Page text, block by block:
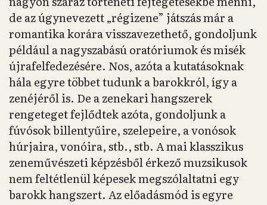
de az úgynevezett „régizene” játszás már a
romantika korára visszavezethető, gondoljunk
például a nagyszabású oratóriumok és misék
újrafelfedezésére. Nos, azóta a kutatásoknak
hála egyre többet tudunk a barokkról, így a
zenéjéről is. De a zenekari hangszerek
rengeteget fejlődtek azóta, gondoljunk a
fúvósok billentyűire, szelepeire, a vonósok
húrjaira, vonóira, stb., stb. A mai klasszikus
zeneművészeti képzésből érkező muzsikusok
nem feltétlenül képesek megszólaltatni egy
barokk hangszert. Az előadásmód is egyre